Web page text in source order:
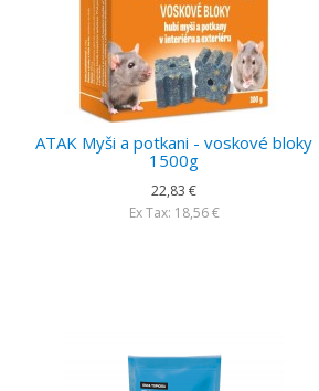
ATAK Myši a potkani - voskové bloky
1500g
22,83 €
Ex Tax: 18,56 €